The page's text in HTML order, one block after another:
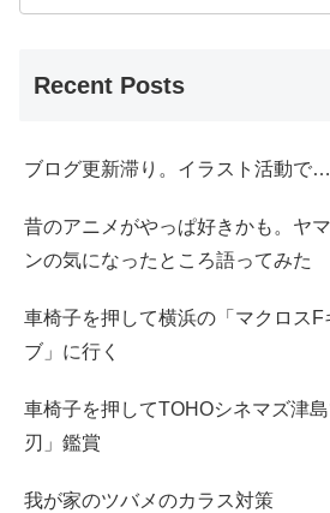
Recent Posts
ブログ更新滞り。イラスト活動で…
昔のアニメがやっぱ好きかも。ヤ
ンの気になったところ語ってみた
車椅子を押して横浜の「マクロスF
ブ」に行く
車椅子を押してTOHOシネマズ津
刃」鑑賞
我が家のツバメのカラス対策